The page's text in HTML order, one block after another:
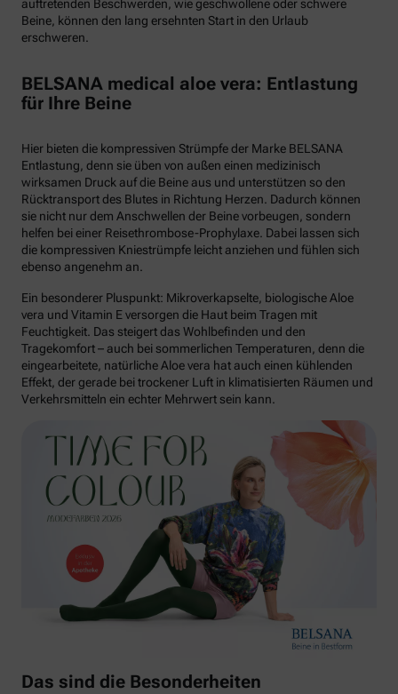
auftretenden Beschwerden, wie geschwollene oder schwere
Beine, können den lang ersehnten Start in den Urlaub
erschweren.
BELSANA medical aloe vera: Entlastung
für Ihre Beine
Hier bieten die kompressiven Strümpfe der Marke BELSANA
Entlastung, denn sie üben von außen einen medizinisch
wirksamen Druck auf die Beine aus und unterstützen so den
Rücktransport des Blutes in Richtung Herzen. Dadurch können
sie nicht nur dem Anschwellen der Beine vorbeugen, sondern
helfen bei einer Reisethrombose-Prophylaxe. Dabei lassen sich
die kompressiven Kniestrümpfe leicht anziehen und fühlen sich
ebenso angenehm an.
Ein besonderer Pluspunkt: Mikroverkapselte, biologische Aloe
vera und Vitamin E versorgen die Haut beim Tragen mit
Feuchtigkeit. Das steigert das Wohlbefinden und den
Tragekomfort – auch bei sommerlichen Temperaturen, denn die
eingearbeitete, natürliche Aloe vera hat auch einen kühlenden
Effekt, der gerade bei trockener Luft in klimatisierten Räumen und
Verkehrsmitteln ein echter Mehrwert sein kann.
Das sind die Besonderheiten